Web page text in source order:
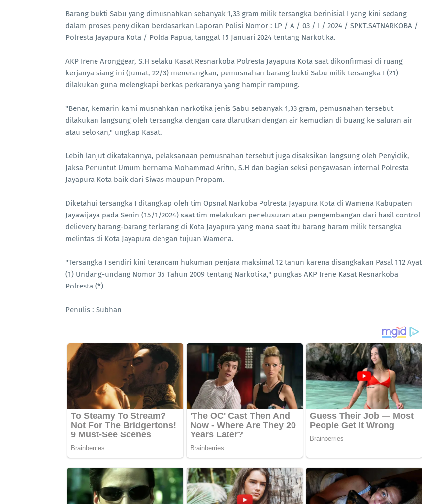
Barang bukti Sabu yang dimusnahkan sebanyak 1,33 gram milik tersangka berinisial I yang kini sedang
dalam proses penyidikan berdasarkan Laporan Polisi Nomor : LP / A / 03 / I / 2024 / SPKT.SATNARKOBA /
Polresta Jayapura Kota / Polda Papua, tanggal 15 Januari 2024 tentang Narkotika.
AKP Irene Aronggear, S.H selaku Kasat Resnarkoba Polresta Jayapura Kota saat dikonfirmasi di ruang
kerjanya siang ini (Jumat, 22/3) menerangkan, pemusnahan barang bukti Sabu milik tersangka I (21)
dilakukan guna melengkapi berkas perkaranya yang hampir rampung.
"Benar, kemarin kami musnahkan narkotika jenis Sabu sebanyak 1,33 gram, pemusnahan tersebut
dilakukan langsung oleh tersangka dengan cara dlarutkan dengan air kemudian di buang ke saluran air
atau selokan," ungkap Kasat.
Lebih lanjut dikatakannya, pelaksanaan pemusnahan tersebut juga disaksikan langsung oleh Penyidik,
Jaksa Penuntut Umum bernama Mohammad Arifin, S.H dan bagian seksi pengawasan internal Polresta
Jayapura Kota baik dari Siwas maupun Propam.
Diketahui tersangka I ditangkap oleh tim Opsnal Narkoba Polresta Jayapura Kota di Wamena Kabupaten
Jayawijaya pada Senin (15/1/2024) saat tim melakukan penelusuran atau pengembangan dari hasil control
delievery barang-barang terlarang di Kota Jayapura yang mana saat itu barang haram milik tersangka
melintas di Kota Jayapura dengan tujuan Wamena.
"Tersangka I sendiri kini terancam hukuman penjara maksimal 12 tahun karena disangkakan Pasal 112 Ayat
(1) Undang-undang Nomor 35 Tahun 2009 tentang Narkotika," pungkas AKP Irene Kasat Resnarkoba
Polresta.(*)
Penulis : Subhan